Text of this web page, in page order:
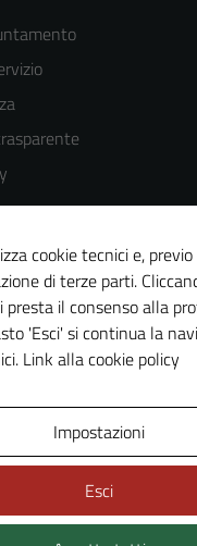
del sito
cookie tecnici e,
di terze parti.
il consenso alla
'Esci' si continua la
Link alla cookie policy
Impostazioni
Esci
peggiore
la
delle
funzionalità